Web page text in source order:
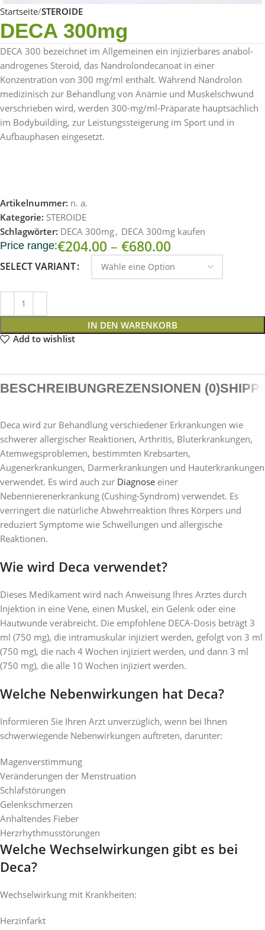
Startseite STEROIDE
DECA 300mg
DECA 300 bezeichnet im Allgemeinen ein injizierbares anabol-
androgenes Steroid, das Nandrolondecanoat in einer
Konzentration von 300 mg/ml enthält. Während Nandrolon
medizinisch zur Behandlung von Anämie und Muskelschwund
verschrieben wird, werden 300-mg/ml-Präparate hauptsächlich
im Bodybuilding, zur Leistungssteigerung im Sport und in
Aufbauphasen eingesetzt.
Artikelnummer: n. a.
Kategorie: STEROIDE
Schlagwörter: DECA 300mg, DECA 300mg kaufen
Price range:€204.00 – €680.00
SELECT VARIANT
IN DEN WARENKORB
Add to wishlist
BESCHREIBUNGREZENSIONEN (0)
Deca wird zur Behandlung verschiedener Erkrankungen wie
schwerer allergischer Reaktionen, Arthritis, Bluterkrankungen,
Atemwegsproblemen, bestimmten Krebsarten,
Augenerkrankungen, Darmerkrankungen und Hauterkrankungen
verwendet. Es wird auch zur Diagnose einer
Nebennierenerkrankung (Cushing-Syndrom) verwendet. Es
verringert die natürliche Abwehrreaktion Ihres Körpers und
reduziert Symptome wie Schwellungen und allergische
Reaktionen.
Wie wird Deca verwendet?
Dieses Medikament wird nach Anweisung Ihres Arztes durch
Injektion in eine Vene, einen Muskel, ein Gelenk oder eine
Hautwunde verabreicht. Die empfohlene DECA-Dosis beträgt 3
ml (750 mg), die intramuskulär injiziert werden, gefolgt von 3 ml
(750 mg), die nach 4 Wochen injiziert werden, und dann 3 ml
(750 mg), die alle 10 Wochen injiziert werden.
Welche Nebenwirkungen hat Deca?
Informieren Sie Ihren Arzt unverzüglich, wenn bei Ihnen
schwerwiegende Nebenwirkungen auftreten, darunter:
Magenverstimmung
Veränderungen der Menstruation
Schlafstörungen
Gelenkschmerzen
Anhaltendes Fieber
Herzrhythmusstörungen
Welche Wechselwirkungen gibt es bei
Deca?
Wechselwirkung mit Krankheiten:
Herzinfarkt